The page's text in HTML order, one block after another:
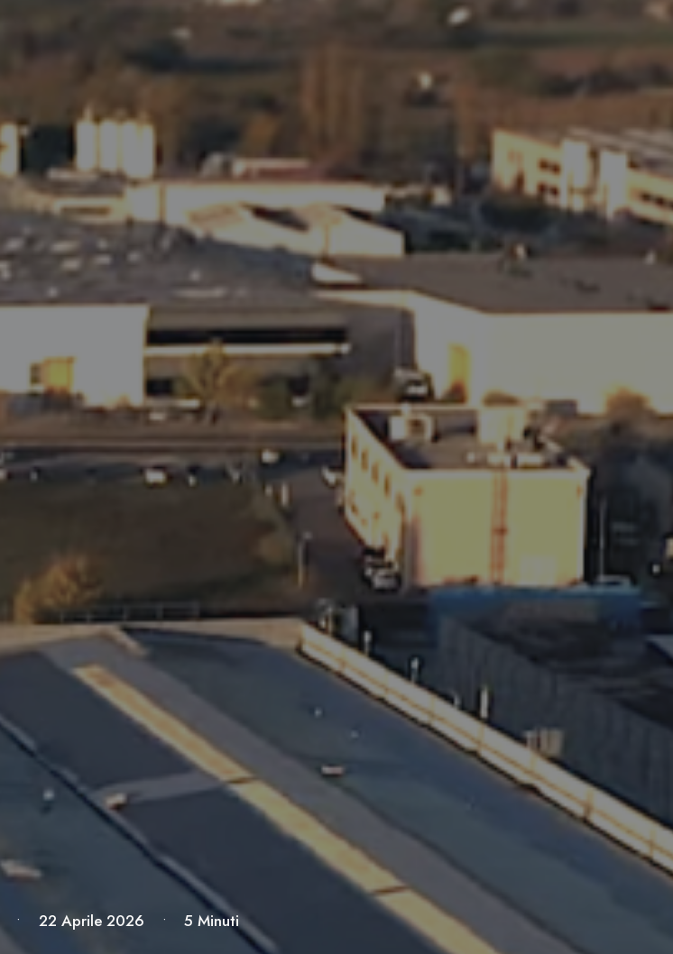
• 22 Aprile 2026 • 5 Minuti